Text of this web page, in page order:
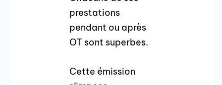
prestations
pendant ou après
OT sont superbes.
Cette émission